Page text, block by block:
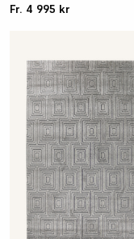
Fr. 4 995 kr